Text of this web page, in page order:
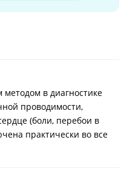
в диагностике
проводимости,
(боли, перебои в
практически во все